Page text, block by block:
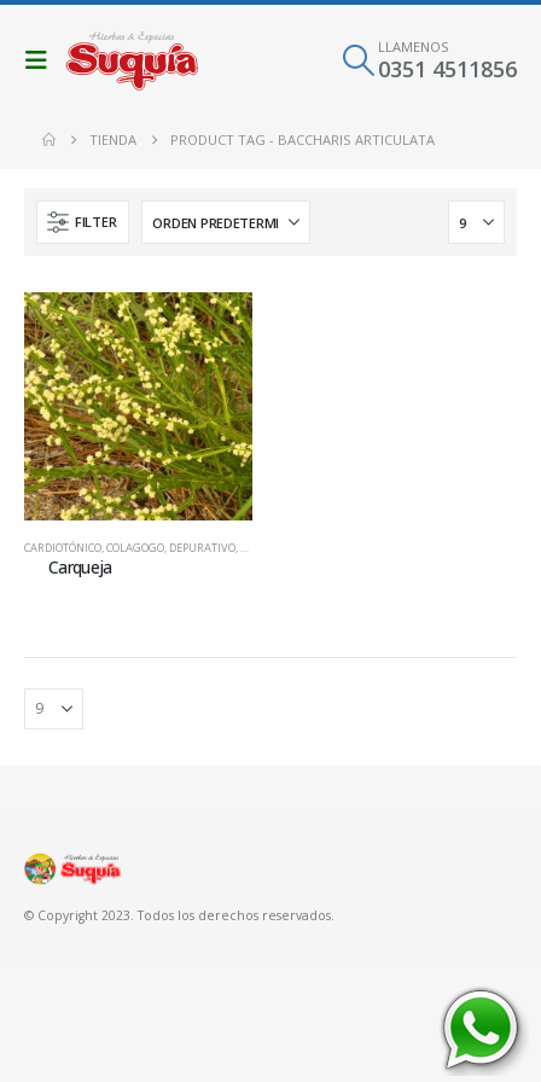
LLAMENOS
0351 4511856
TIENDA PRODUCT TAG - BACCHARIS ARTICULATA
FILTER
CARDIOTÓNICO,COLAGOGO, DEPURATIVO, DIURETICO
Carqueja
© Copyright 2023. Todos los derechos reservados.